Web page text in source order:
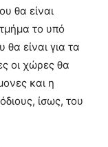
θα είναι
το υπό
είναι για τα
οι χώρες θα
και η
ίσως, του